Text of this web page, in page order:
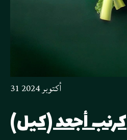
31 أكتوبر 2024
كرنب أجعد (كيل)